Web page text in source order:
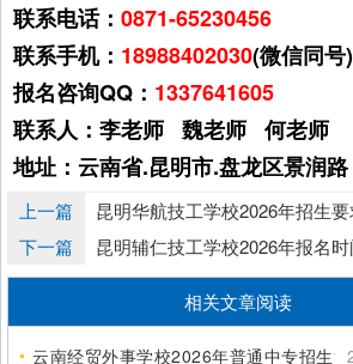
联系电话： 0871-65230456
联系手机： 18988402030(微信同号)
报名咨询QQ： 1337641605
联系人：李老师 魏老师 何老师
地址：云南省.昆明市.盘龙区景润路
上一篇
昆明华航技工学校2026年招生
下一篇
昆明辅仁技工学校2026年报名时
相关文章阅读
云南经贸外事学校2026年普通中专招生